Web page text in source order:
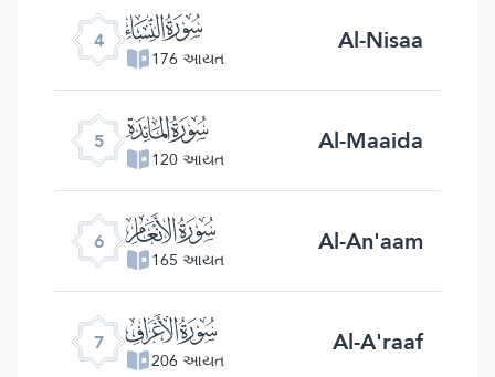
4 ﮐ
176 આયત Al-Nisaa
5 ﮑ
120 આયત Al-Maaida
6 ﮒ
165 આયત Al-An'aam
7 ﮓ
206 આયત Al-A'raaf